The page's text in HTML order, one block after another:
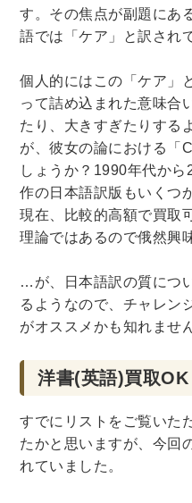
その他
その他
木版画・浮世絵
木版画・浮世絵
す。その焦点が副題にあ
語では「ケア」と訳され
個人的にはこの「ケア」
って詰め込まれた意味合
たり、大きすぎたりする
が、彼女の論における「
しょうか？1990年代か
作の日本語訳版もいくつ
現在、比較的高額で買取
理論ではあるので俄然興
…が、日本語訳の質につ
るようなので、チャレン
がオススメかも知れませ
洋書(英語)買取OK
すでにリストをご覧いた
たかと思いますが、今回
れていました。